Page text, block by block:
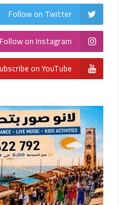
Follow on Twitter
Follow on Instagram
on YouTube